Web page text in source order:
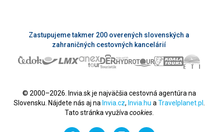
Zastupujeme takmer 200 overených slovenských a
zahraničných cestovných kancelárií
© 2000–2026. Invia.sk je najväčšia cestovná agentúra na
Slovensku. Nájdete nás aj na Invia.cz, Invia.hu a Travelplanet.pl
Tato stránka využíva cookies.